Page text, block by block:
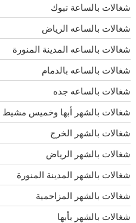
شغالات بالساعة تبوك
شغالات بالساعه الرياض
شغالات بالساعه المدينة المنورة
شغالات بالساعه بالدمام
شغالات بالساعه جده
شغالات بالشهر أبها وخميس مشيط
شغالات بالشهر الخرج
شغالات بالشهر الرياض
شغالات بالشهر المدينة المنورة
شغالات بالشهر المزاحمية
شغالات بالشهر بأبها